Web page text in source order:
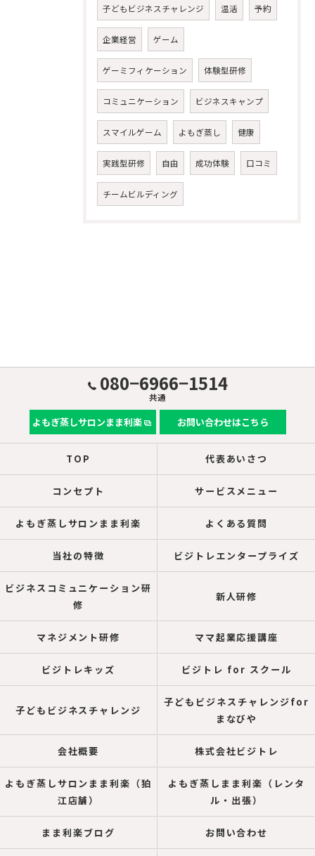
子どもビジネスチャレンジ 温活 予約
企業経営 ゲーム
ゲーミフィケーション 体験型研修
コミュニケーション ビジネスキャンプ
スマイルゲーム よもぎ蒸し 健康
実践型研修 自由 成功体験 口コミ
チームビルディング
080−6966−1514
共通
よもぎ蒸しサロンまま利楽 お問い合わせはこちら
TOP 代表あいさつ
コンセプト サービスメニュー
よもぎ蒸しサロンまま利楽 よくある質問
当社の特徴 ビジトレエンタープライズ
ビジネスコミュニケーション研
修
新人研修
マネジメント研修 ママ起業応援講座
ビジトレキッズ ビジトレ for スクール
子どもビジネスチャレンジ
子どもビジネスチャレンジfor
まなびや
会社概要 株式会社ビジトレ
よもぎ蒸しサロンまま利楽（狛
江店舗）
よもぎ蒸しまま利楽（レンタ
ル・出張）
まま利楽ブログ お問い合わせ